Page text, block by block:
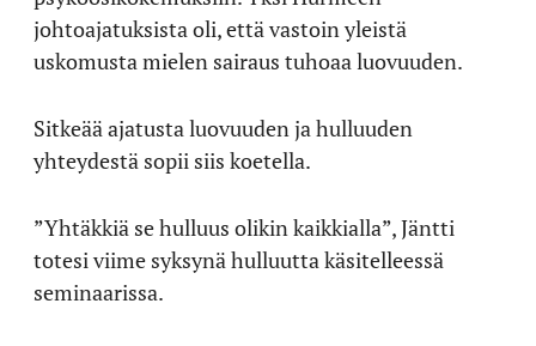
johtoajatuksista oli, että vastoin yleistä
uskomusta mielen sairaus tuhoaa luovuuden.
Sitkeää ajatusta luovuuden ja hulluuden
yhteydestä sopii siis koetella.
”Yhtäkkiä se hulluus olikin kaikkialla”, Jäntti
totesi viime syksynä hulluutta käsitelleessä
seminaarissa.